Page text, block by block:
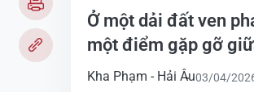
Ở một dải đất ven
một điểm gặp gỡ
Kha Phạm - Hải Âu03/04/